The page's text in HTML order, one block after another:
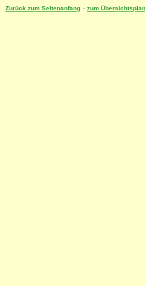
Zurück zum Seitenanfang - zum Übersichtsplan